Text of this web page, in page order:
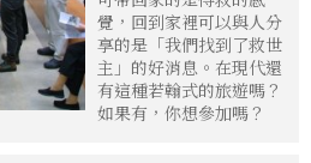
覺，回到家裡可以與人分
享的是「我們找到了救世
主」的好消息。在現代還
有這種若翰式的旅遊嗎？
如果有，你想參加嗎？